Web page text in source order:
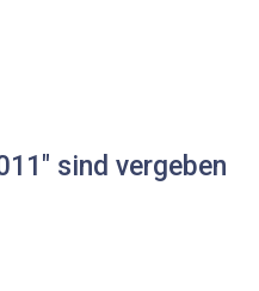
sind vergeben